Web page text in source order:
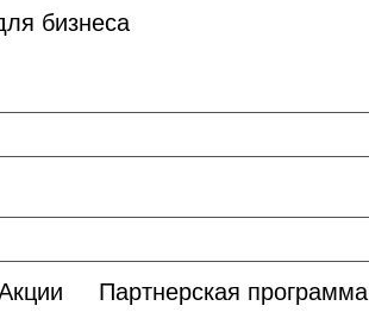
бизнеса
Партнерская программа